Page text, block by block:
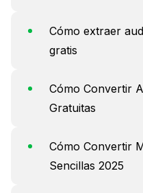
Cómo extraer
gratis
Cómo Convertir
Gratuitas
Cómo Convertir
Sencillas 2025